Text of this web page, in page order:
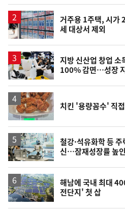
거주용 1주택, 시가
세 대상서 제외
지방 신산업 창업 소
100% 감면…성장
치킨 '용량꼼수' 직
철강·석유화학 등
신…잠재성장률 높
해남에 국내 최대
전단지' 첫 삽